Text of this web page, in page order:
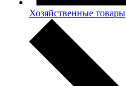
Хозяйственные товары